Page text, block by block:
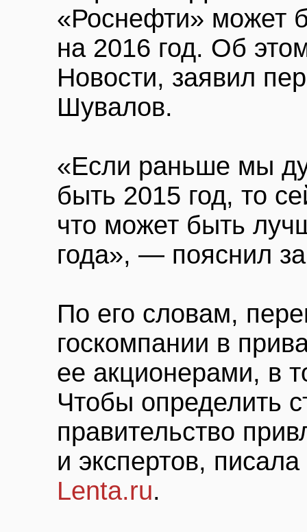
«Роснефти» может
на 2016 год. Об
Новости, заявил
Шувалов.
«Если раньше мы
быть 2015 год, то
что может быть
года», — пояснил
По его словам,
госкомпании в
ее акционерами, в
Чтобы определить
правительство
и экспертов,
Lenta.ru.